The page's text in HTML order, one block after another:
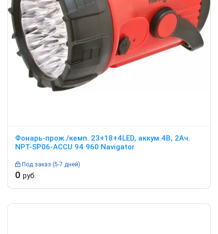
Фонарь-прож./кемп. 23+18+4LED, аккум.4В, 2Ач.
NPT-SP06-ACCU 94 960 Navigator
Под заказ (5-7 дней)
0 руб.